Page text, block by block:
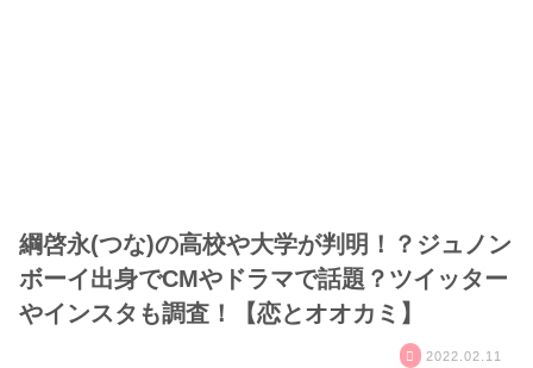
綱啓永(つな)の高校や大学が判明！？ジュノン
ボーイ出身でCMやドラマで話題？ツイッター
やインスタも調査！【恋とオオカミ】
2022.02.11